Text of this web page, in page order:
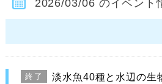
2026/03/06 のイベント
終了
淡水魚40種と水辺の生